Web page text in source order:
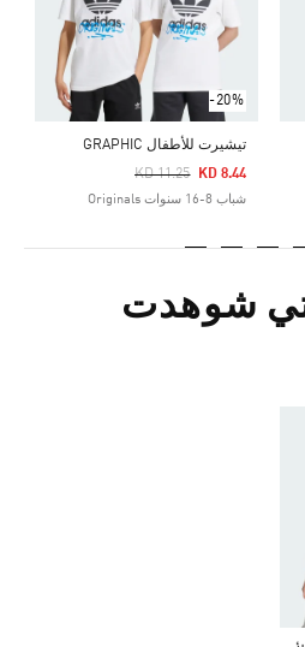
-20%
تيشيرت للأطفال GRAPHIC
Price Reduced From
KD 11.25
To KD 8.44
شباب 8-16 سنوات Originals
شوهدت